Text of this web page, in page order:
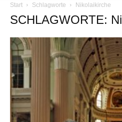
Start Schlagworte Nikolaikirche
SCHLAGWORTE: